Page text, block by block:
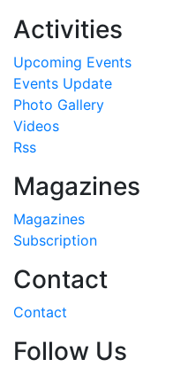
Activities
Upcoming Events
Events Update
Photo Gallery
Videos
Rss
Magazines
Magazines
Subscription
Contact
Contact
Follow Us